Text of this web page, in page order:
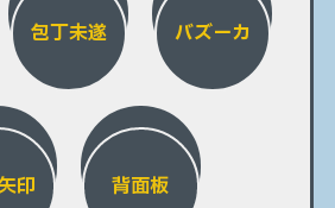
包丁未遂 バズーカ
印 背面板